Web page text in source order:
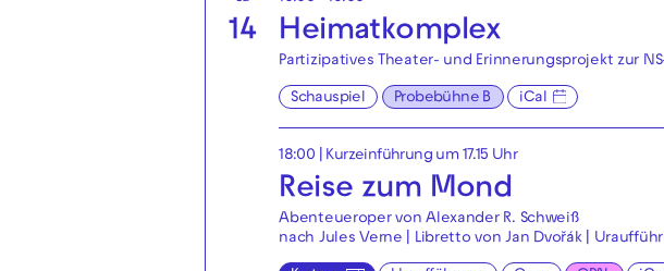
14 Heimatkomplex
Partizipatives Theater- und Erinnerungsprojekt zur
Schauspiel Probebühne B iCal
18:00 | Kurzeinführung um 17.15 Uhr
Reise zum Mond
Abenteueroper von Alexander R. Schweiß
nach Jules Verne | Libretto von Jan Dvořák |